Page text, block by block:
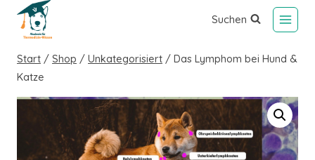
Suchen
Start / Shop / Unkategorisiert / Das Lymphom bei Hund &
Katze